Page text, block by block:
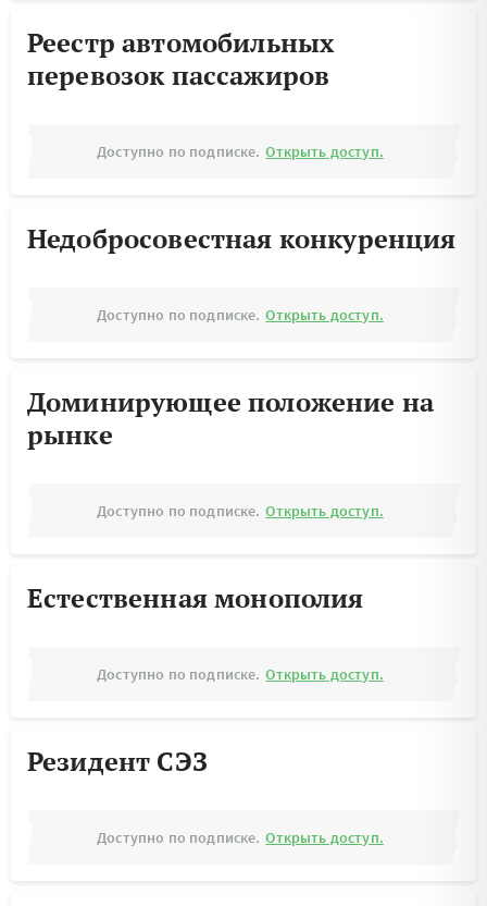
Реестр автомобильных
перевозок пассажиров
Доступно по подписке. Открыть доступ.
Недобросовестная конкуренция
Доступно по подписке. Открыть доступ.
Доминирующее положение на
рынке
Доступно по подписке. Открыть доступ.
Естественная монополия
Доступно по подписке. Открыть доступ.
Резидент СЭЗ
Доступно по подписке. Открыть доступ.